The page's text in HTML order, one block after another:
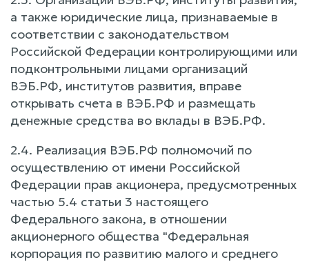
а также юридические лица, признаваемые в
соответствии с законодательством
Российской Федерации контролирующими или
подконтрольными лицами организаций
ВЭБ.РФ, институтов развития, вправе
открывать счета в ВЭБ.РФ и размещать
денежные средства во вклады в ВЭБ.РФ.
2.4. Реализация ВЭБ.РФ полномочий по
осуществлению от имени Российской
Федерации прав акционера, предусмотренных
частью 5.4 статьи 3 настоящего
Федерального закона, в отношении
акционерного общества "Федеральная
корпорация по развитию малого и среднего